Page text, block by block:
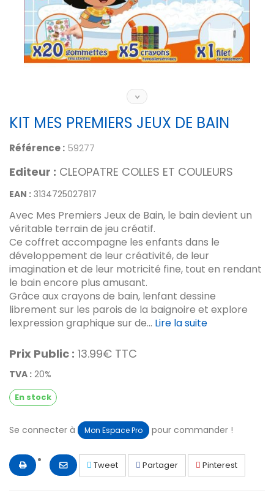
KIT MES PREMIERS JEUX DE BAIN
Référence : 59277
Editeur : CLEOPATRE COLLES ET COULEURS
EAN : 3134725027817
Avec Mes Premiers Jeux de Bain, le bain devient un
véritable terrain de jeu créatif.
Ce coffret accompagne les enfants dans le
développement de leur créativité, de leur
imagination et de leur motricité fine, tout en rendant
le bain encore plus amusant.
Grâce aux crayons de bain, lenfant dessine
librement sur les parois de la baignoire et explore
lexpression graphique sur de... Lire la suite
Prix Public : 13.99€ TTC
TVA : 20%
En stock
Se connecter à Mon Espace Pro pour commander !
Tweet Partager Pinterest